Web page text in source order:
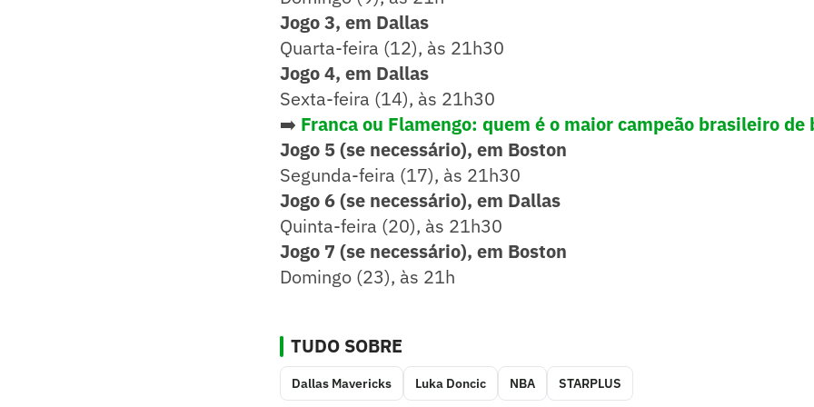
Jogo3, em Dallas
Quarta-feira (12), às 21h30
Jogo 4, em Dallas
Sexta-feira (14), às 21h30
➡️ Franca ou Flamengo: quem é o maior campeão brasileiro de
Jogo 5 (se necessário), em Boston
Segunda-feira (17), às 21h30
Jogo 6 (se necessário), em Dallas
Quinta-feira (20), às 21h30
Jogo 7 (se necessário), em Boston
Domingo (23), às 21h
TUDO SOBRE
Dallas Mavericks Luka Doncic NBA STARPLUS